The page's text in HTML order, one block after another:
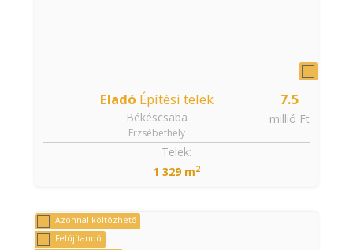
7.5
millió Ft
Eladó Építési telek
Békéscsaba
Erzsébethely
Telek:
1 329 m2
Azonnal költözhető
Felújítandó